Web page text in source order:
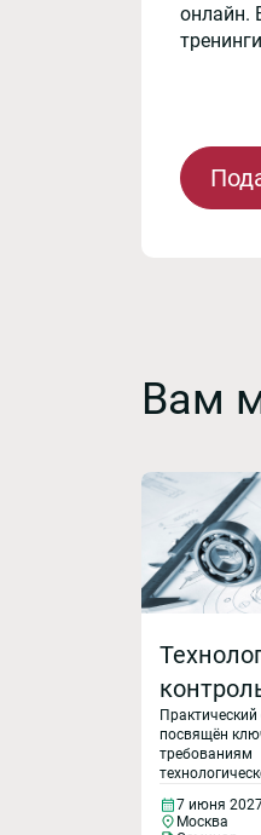
онлайн.
Вам
на основе
посвящён
требованиям
документации
соответствии
7 июня
Москва